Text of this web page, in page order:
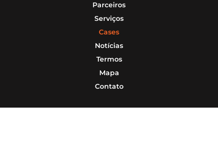
Parceiros
Serviços
Cases
Notícias
Termos
Mapa
Contato